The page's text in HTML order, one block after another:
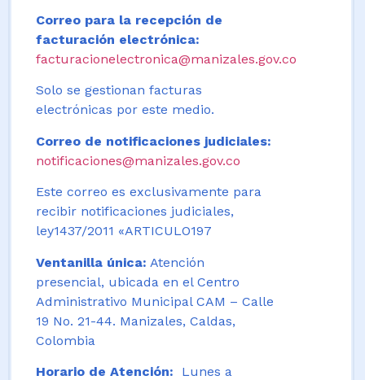
Correo para la recepción de
facturación electrónica:
facturacionelectronica@manizales.gov.co
Solo se gestionan facturas
electrónicas por este medio.
Correo de notificaciones judiciales:
notificaciones@manizales.gov.co
Este correo es exclusivamente para
recibir notificaciones judiciales,
ley1437/2011 «ARTICULO197
Ventanilla única: Atención
presencial, ubicada en el Centro
Administrativo Municipal CAM – Calle
19 No. 21-44. Manizales, Caldas,
Colombia
Horario de Atención:
Lunes a